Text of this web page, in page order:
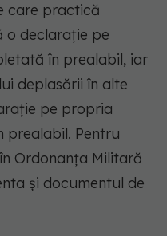
care practică
o declarație pe
în prealabil, iar
deplasării în alte
pe propria
prealabil. Pentru
Ordonanța Militară
și documentul de